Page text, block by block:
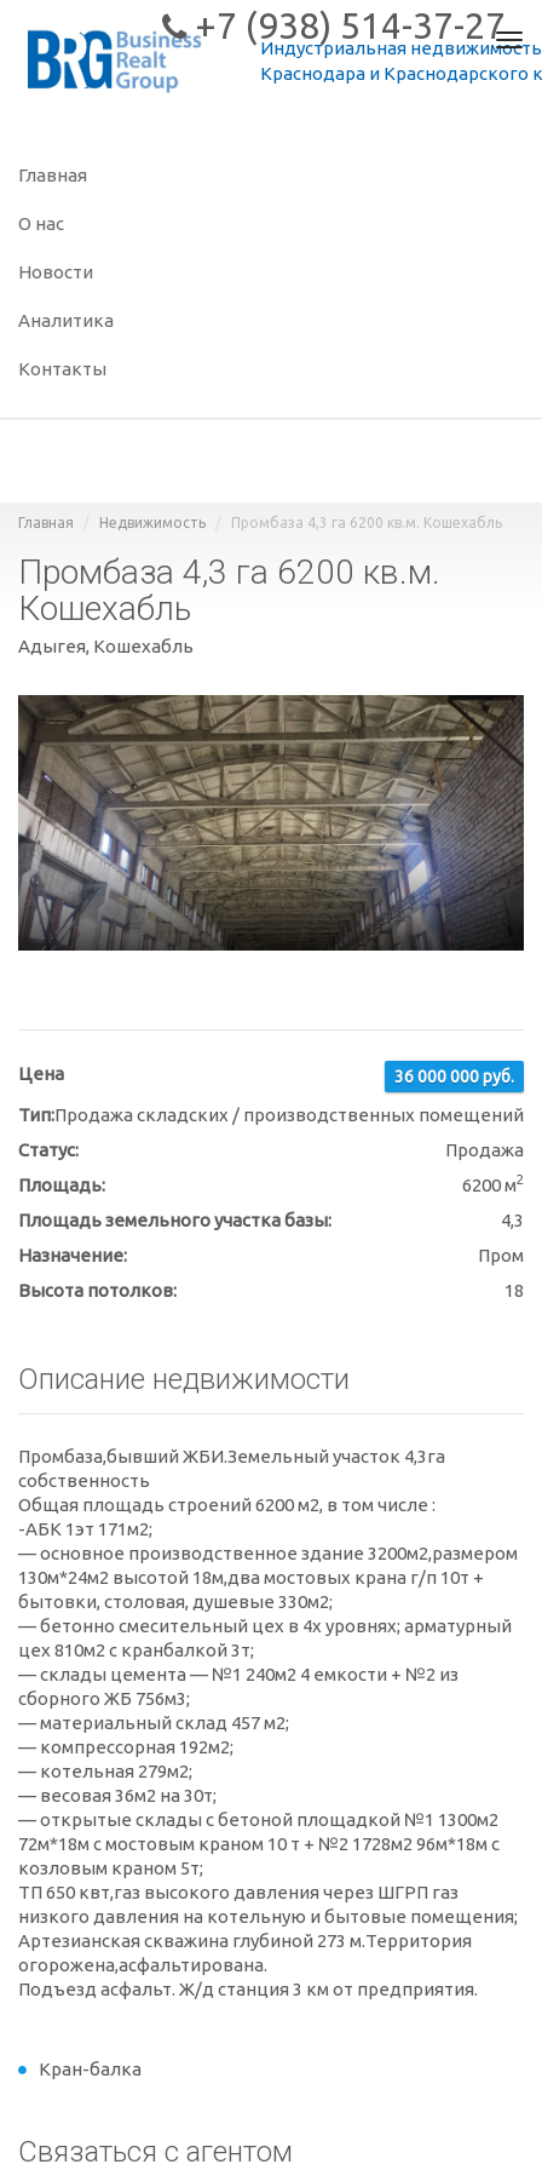
Индустриальная недвижимость
Краснодара и Краснодарского
Главная
О нас
Новости
Аналитика
Контакты
+7 (938) 514-37-27
Главная Недвижимость Промбаза 4,3 га 6200 кв.м. Кошехабль
Промбаза 4,3 га 6200 кв.м.
Кошехабль
Адыгея, Кошехабль
Цена 36 000 000 руб.
Тип:Продажа складских / производственных помещений
Статус:
Продажа
Площадь:
6200 м2
Площадь земельного участка базы:
4,3
Назначение:
Пром
Высота потолков:
18
Описание недвижимости
Промбаза,бывший ЖБИ.Земельный участок 4,3га
собственность
Общая площадь строений 6200 м2, в том числе :
-АБК 1эт 171м2;
— основное производственное здание 3200м2,размером
130м*24м2 высотой 18м,два мостовых крана г/п 10т +
бытовки, столовая, душевые 330м2;
— бетонно смесительный цех в 4х уровнях; арматурный
цех 810м2 с кранбалкой 3т;
— склады цемента — №1 240м2 4 емкости + №2 из
сборного ЖБ 756м3;
— материальный склад 457 м2;
— компрессорная 192м2;
— котельная 279м2;
— весовая 36м2 на 30т;
— открытые склады с бетоной площадкой №1 1300м2
72м*18м с мостовым краном 10 т + №2 1728м2 96м*18м с
козловым краном 5т;
ТП 650 квт,газ высокого давления через ШГРП газ
низкого давления на котельную и бытовые помещения;
Артезианская скважина глубиной 273 м.Территория
огорожена,асфальтирована.
Подъезд асфальт. Ж/д станция 3 км от предприятия.
Кран-балка
Связаться с агентом